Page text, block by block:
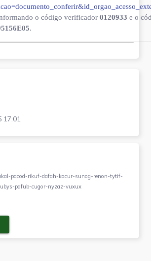
o código verificador 0120933 e o
.
17:01
pacod-rikuf-dafah-kocur-sunog-renon-tytif-
pafub-cugor-nyzaz-vuxux